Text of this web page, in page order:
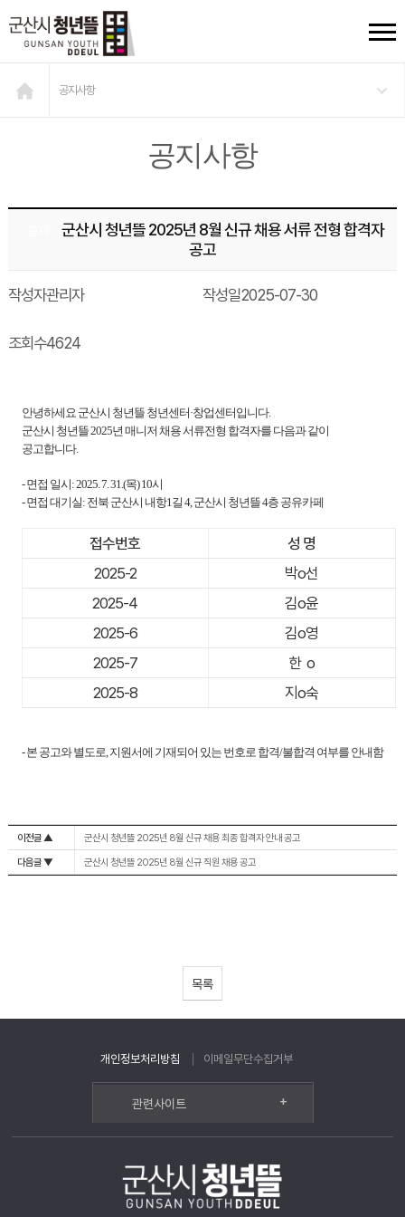
공지사항
공지사항
군산시 청년뜰 2025년 8월 신규 채용 서류 전형 합격자
공고
작성자관리자 작성일2025-07-30
조회수4624
안녕하세요 군산시 청년뜰 청년센터·창업센터입니다.
군산시 청년뜰 2025년 매니저 채용 서류전형 합격자를 다음과 같이
공고합니다.
- 면접 일시: 2025. 7. 31.(목) 10시
- 면접 대기실: 전북 군산시 내항1길 4, 군산시 청년뜰 4층 공유카페
접수번호
성 명
2025-2
박o선
2025-4
김o윤
2025-6
김o영
2025-7
한 o
2025-8
지o숙
- 본 공고와 별도로, 지원서에 기재되어 있는 번호로 합격/불합격 여부를 안내함
이전글 ▲ 군산시 청년뜰 2025년 8월 신규 채용 최종 합격자 안내 공고
다음글 ▼ 군산시 청년뜰 2025년 8월 신규 직원 채용 공고
목록
개인정보처리방침 이메일무단수집거부
관련사이트 +